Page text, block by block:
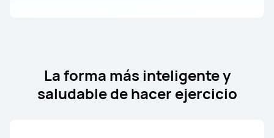
La forma más inteligente y
saludable de hacer ejercicio